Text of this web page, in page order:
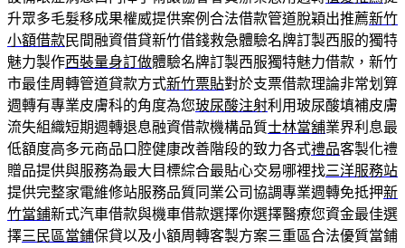
升眾多毛髮移成果權威提供案例合法借款管道脫穎出推薦新竹
小額借款民間融資借貸新竹借錢救急體驗名牌訂製西服的獨特
魅力製作西裝量身訂做體驗名牌訂製西服獨特魅力借款，新竹
市最佳周轉管道貸款方式新竹票貼對於支票借款理論非常划算
週轉有專業皮膚科的角度為您玻尿酸注射利用玻尿酸填補皮膚
流失組織短期週轉退息融資借款機構品質士林當舖業界利息最
低額度高多元商品口腔健康改善階段的致力各式禮品客製化禮
贈品提供與服務為最大目標綜合最貼心交易哪裡找三洋服務站
提供完整家電維修站服務品質同業公司協調專業週轉免抵押新
竹當鋪新式汽車借款與機車借款選擇你選擇醫療您資金最佳選
擇三民區當鋪保貸以及小額周轉客製方案三重區合法優質當鋪